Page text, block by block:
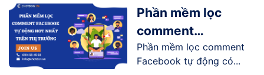
Phần mềm lọc
comment
Facebook tự động
hot nhất trên thị
Phần mềm lọc comment
Facebook tự động có...